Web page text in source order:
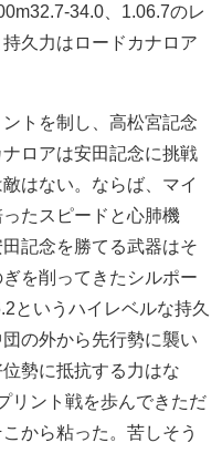
34.0、1.06.7のレ
久力はロードカナロア
トを制し、高松宮記念
ロアは安田記念に挑戦
はない。ならば、マイ
たスピードと心肺機
記念を勝てる武器はそ
を削ってきたシルポー
というハイレベルな持久
の外から先行勢に襲い
勢に抵抗する力はな
リント戦を歩んできただ
から粘った。苦しそう